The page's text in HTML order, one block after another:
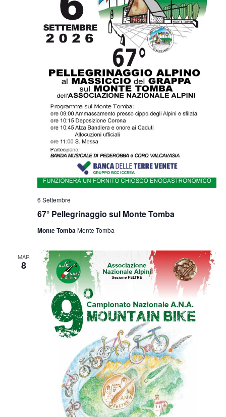
67° Pellegrinaggio sul Monte Tomba
6 Settembre
Monte TombaMonte Tomba
MAR
8